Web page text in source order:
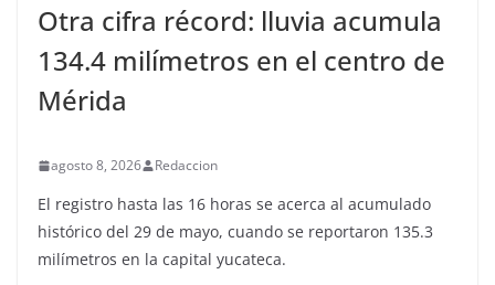
Otra cifra récord: lluvia acumula
134.4 milímetros en el centro de
Mérida
agosto 8, 2026 Redaccion
El registro hasta las 16 horas se acerca al acumulado
histórico del 29 de mayo, cuando se reportaron 135.3
milímetros en la capital yucateca.